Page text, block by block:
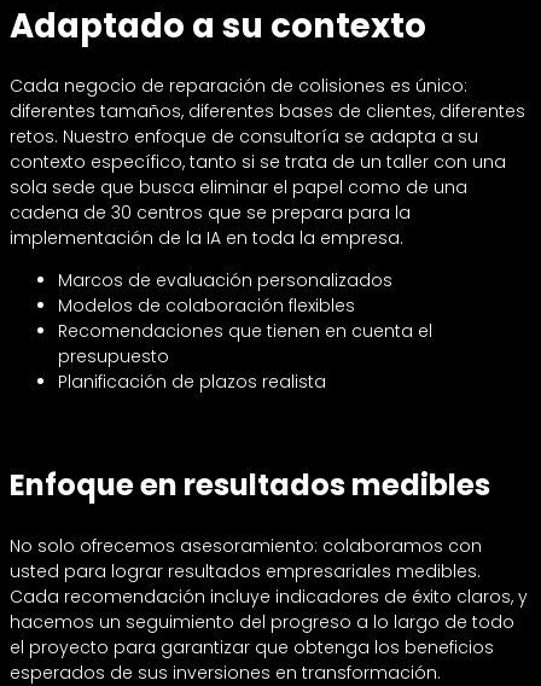
Adaptado a su contexto
Cada negocio de reparación de colisiones es único:
diferentes tamaños, diferentes bases de clientes, diferentes
retos. Nuestro enfoque de consultoría se adapta a su
contexto específico, tanto si se trata de un taller con una
sola sede que busca eliminar el papel como de una
cadena de 30 centros que se prepara para la
implementación de la IA en toda la empresa.
Marcos de evaluación personalizados
Modelos de colaboración flexibles
Recomendaciones que tienen en cuenta el
presupuesto
Planificación de plazos realista
Enfoque en resultados medibles
No solo ofrecemos asesoramiento: colaboramos con
usted para lograr resultados empresariales medibles.
Cada recomendación incluye indicadores de éxito claros, y
hacemos un seguimiento del progreso a lo largo de todo
el proyecto para garantizar que obtenga los beneficios
esperados de sus inversiones en transformación.